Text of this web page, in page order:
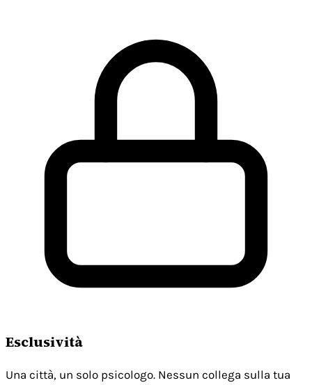
Esclusività
Una città, un solo psicologo. Nessun collega sulla tua